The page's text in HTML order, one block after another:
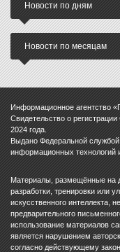
Новости по дням
Новости по месяцам
Информационное агентство
Свидетельство о
2024 года.
Выдано Федеральной
информационных технологий
Материалы, размещённые на
разработки, тренировки или
искусственного интеллекта,
предварительного
использование материалов
является нарушением
согласно действующему